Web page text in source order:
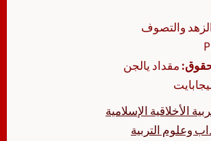
والتصوف
مقداد يالجن
الأخلاقية الإسلامية
وعلوم التربية